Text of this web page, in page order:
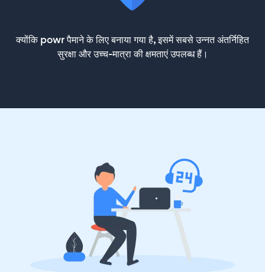
क्योंकि powr पैमाने के लिए बनाया गया है, इसमें सबसे उन्नत अंतर्निहित
सुरक्षा और उच्च-मात्रा की क्षमताएं उपलब्ध हैं।